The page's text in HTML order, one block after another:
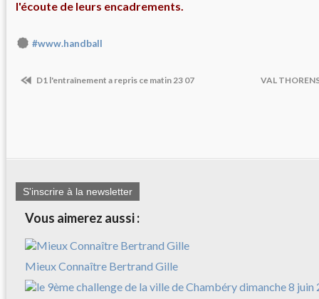
l'écoute de leurs encadrements.
#www.handball
D1 l'entraînement a repris ce matin 23 07 VAL
S'inscrire à la newsletter
Vous aimerez aussi :
Mieux Connaître Bertrand Gille